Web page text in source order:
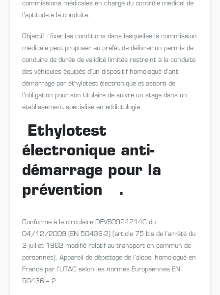
commissions médicales en charge du contrôle médical de
l’aptitude à la conduite.
Objectif : fixer les conditions dans lesquelles la commission
médicale peut proposer au préfet de délivrer un permis de
conduire de durée de validité limitée restreint à la conduite
des véhicules équipés d’un dispositif homologué d’anti-
démarrage par éthylotest électronique et assorti de
l’obligation pour son titulaire de suivre un stage dans un
établissement spécialisé en addictologie.
Ethylotest
électronique anti-
démarrage pour la
prévention .
Conforme à la circulaire DEVS0924214C du
04/12/2009 (EN 50436-2) (article 75 bis de l’arrêté du
2 juillet 1982 modifié relatif au transport en commun de
personnes). Appareil de dépistage de l’alcool homologué en
France par l’UTAC selon les normes Européennes EN
50436 – 2